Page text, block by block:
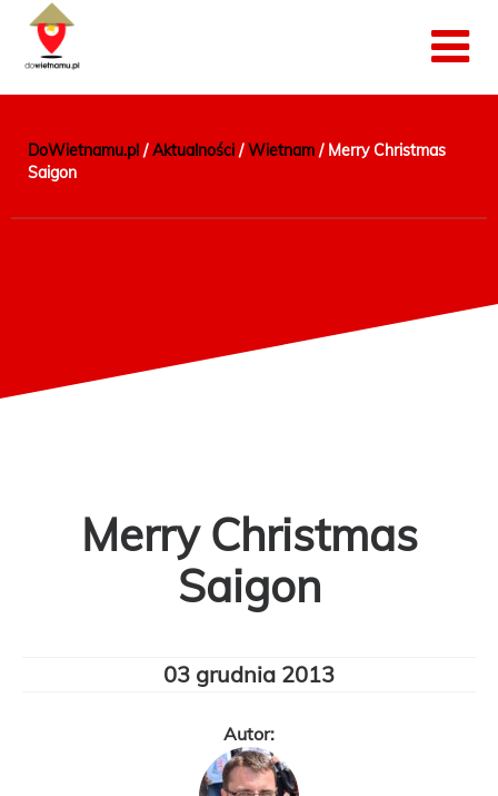
DoWietnamu.pl /Aktualności /Wietnam / Merry Christmas
Saigon
Merry Christmas
Saigon
03 grudnia 2013
Autor: